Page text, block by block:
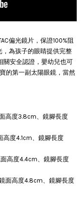
加入購物車
偏光鏡片，保證100%阻
為孩子的眼睛提供完整
關安全認證，嬰幼兒也可
的第一副太陽眼鏡，當然
高度3.8cm、鏡腳長度
高度4.1cm、鏡腳長度
高度4.4cm、鏡腳長度
面高度4.8cm、鏡腳長度